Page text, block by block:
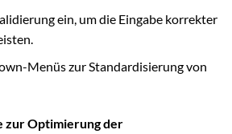
ein, um die Eingabe korrekter
Menüs zur Standardisierung von
zur Optimierung der